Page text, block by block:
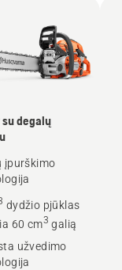
degalų
įpurškimo
dydžio pjūklas
60 cm3 galią
užvedimo